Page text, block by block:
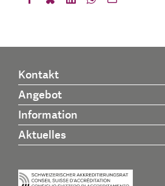
Kontakt
Angebot
Information
Aktuelles